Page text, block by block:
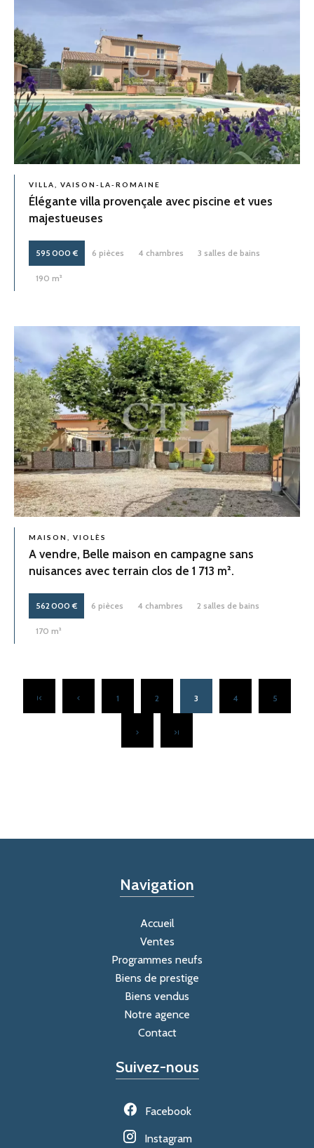
VILLA, VAISON-LA-ROMAINE
Élégante villa provençale avec piscine et vues
majestueuses
595 000 € 6 pièces 4 chambres 3 salles de bains
190 m²
MAISON, VIOLÈS
A vendre, Belle maison en campagne sans
nuisances avec terrain clos de 1 713 m².
562 000 € 6 pièces 4 chambres 2 salles de bains
170 m²
1 2 3 4 5
Navigation
Accueil
Ventes
Programmes neufs
Biens de prestige
Biens vendus
Notre agence
Contact
Suivez-nous
Facebook
Instagram